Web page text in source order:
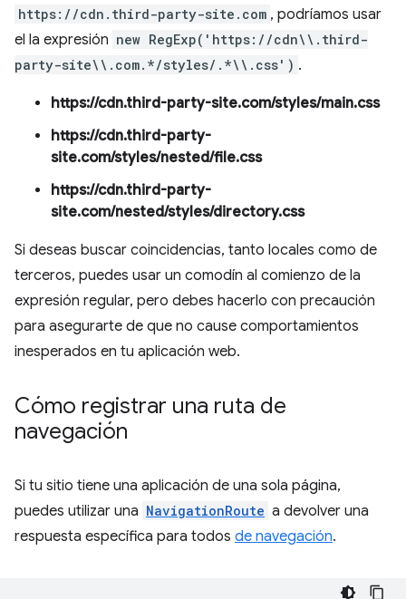
https://cdn.third-party-site.com , podríamos usar
el la expresión new RegExp('https://cdn\\.third-
party-site\\.com.*/styles/.*\\.css') .
https://cdn.third-party-site.com/styles/main.css
https://cdn.third-party-
site.com/styles/nested/file.css
https://cdn.third-party-
site.com/nested/styles/directory.css
Si deseas buscar coincidencias, tanto locales como de
terceros, puedes usar un comodín al comienzo de la
expresión regular, pero debes hacerlo con precaución
para asegurarte de que no cause comportamientos
inesperados en tu aplicación web.
Cómo registrar una ruta de
navegación
Si tu sitio tiene una aplicación de una sola página,
puedes utilizar una NavigationRoute a devolver una
respuesta específica para todos de navegación.